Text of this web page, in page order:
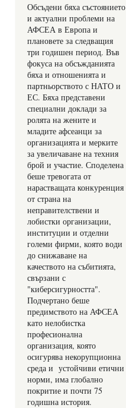
Обсъдени бяха състоянието
и актуални проблеми на
АФСЕА в Европа и
плановете за следващия
три годишен период. Във
фокуса на обсъжданията
бяха и отношенията и
партньорството с НАТО и
ЕС. Бяха представени
специални доклади за
ролята на жените и
младите афсеанци за
организацията и мерките
за увеличаване на техния
брой и участие. Споделена
беше тревогата от
нарастващата конкуренция
от страна на
неправителствени и
лобистки организации,
институции и отделни
големи фирми, която води
до снижаване на
качеството на събитията,
свързани с
"киберсигурността".
Подчертано беше
предимството на АФСЕА
като нелобистка
професионална
организация, която
осигурява некорупционна
среда и  устойчиви етични
норми, има глобално
покритие и почти 75
годишна история.